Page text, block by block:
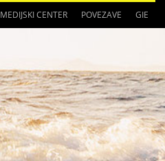
MEDIJSKI CENTER POVEZAVE GIE